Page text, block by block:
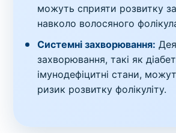
можуть сприяти розвитку
навколо волосяного
Системні захворювання:
захворювання, такі як
імунодефіцитні стани,
ризик розвитку фолікуліту.